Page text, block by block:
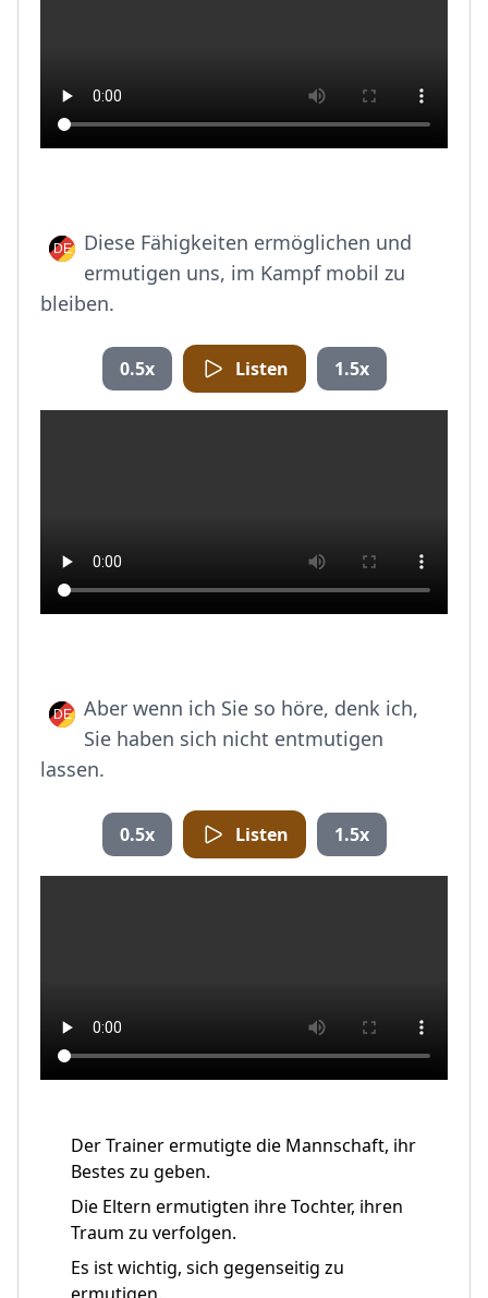
Diese Fähigkeiten ermöglichen und
ermutigen uns, im Kampf mobil zu
bleiben.
0.5x Listen 1.5x
Aber wenn ich Sie so höre, denk ich,
Sie haben sich nicht entmutigen
lassen.
0.5x Listen 1.5x
Der Trainer ermutigte die Mannschaft, ihr
Bestes zu geben.
Die Eltern ermutigten ihre Tochter, ihren
Traum zu verfolgen.
Es ist wichtig, sich gegenseitig zu